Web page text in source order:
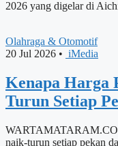
2026 yang digelar di
Olahraga & Otomotif
20 Jul 2026 • iMedia
Kenapa Harga
Turun Setiap
naik-turun setiap pekan